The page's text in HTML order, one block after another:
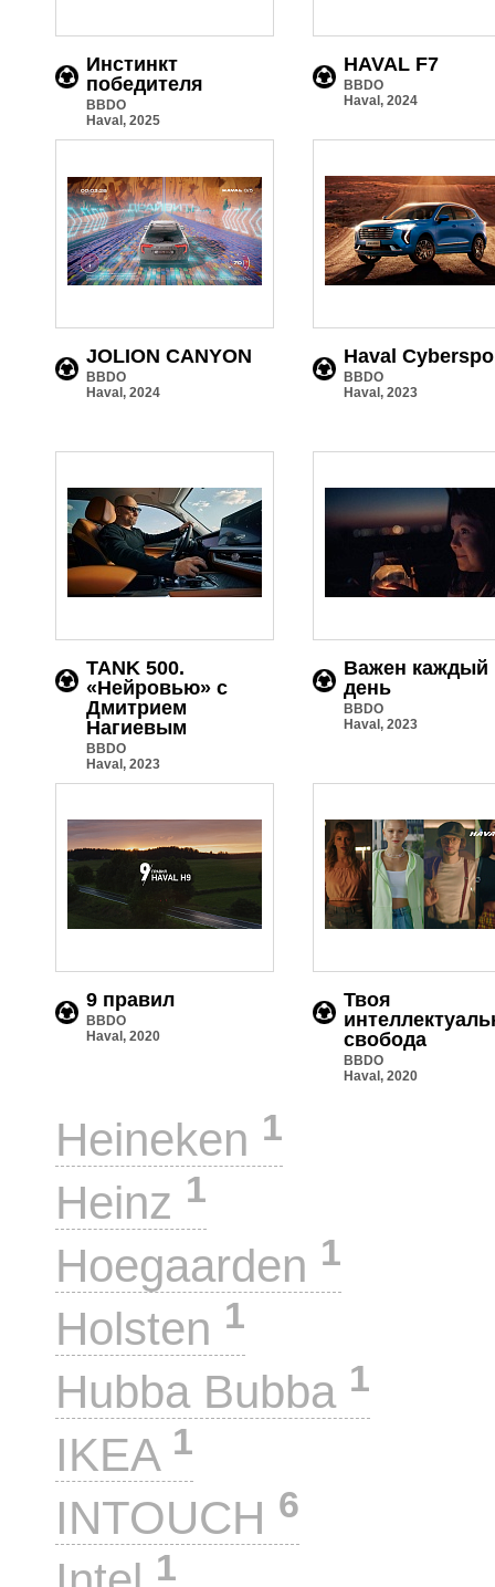
Инстинкт
победителя
BBDO
Haval, 2025
HAVAL F7
BBDO
Haval, 2024
JOLION CANYON
BBDO
Haval, 2024
Haval
BBDO
Haval, 2023
TANK 500.
«Нейровью» с
Дмитрием
Нагиевым
BBDO
Haval, 2023
Важен каждый
день
BBDO
Haval, 2023
9 правил
BBDO
Haval, 2020
Твоя
свобода
BBDO
Haval, 2020
Heineken 1
Heinz 1
Hoegaarden 1
Holsten 1
Hubba Bubba 1
IKEA 1
INTOUCH 6
1